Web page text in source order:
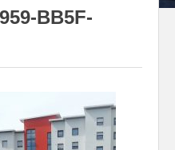
BB5F-